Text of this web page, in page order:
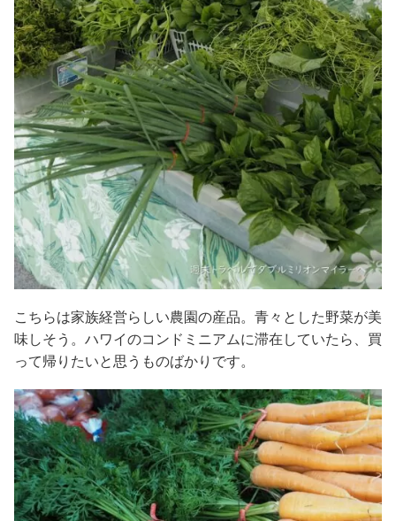
こちらは家族経営らしい農園の産品。青々とした野菜が美
味しそう。ハワイのコンドミニアムに滞在していたら、買
って帰りたいと思うものばかりです。